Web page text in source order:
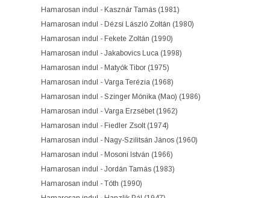
Hamarosan indul - Kasznár Tamás (1981)
Hamarosan indul - Dézsi László Zoltán (1980)
Hamarosan indul - Fekete Zoltán (1990)
Hamarosan indul - Jakabovics Luca (1998)
Hamarosan indul - Matyók Tibor (1975)
Hamarosan indul - Varga Terézia (1968)
Hamarosan indul - Szinger Mónika (Mao) (1986)
Hamarosan indul - Varga Erzsébet (1962)
Hamarosan indul - Fiedler Zsolt (1974)
Hamarosan indul - Nagy-Szilitsán János (1960)
Hamarosan indul - Mosoni István (1966)
Hamarosan indul - Jordán Tamás (1983)
Hamarosan indul - Tóth (1990)